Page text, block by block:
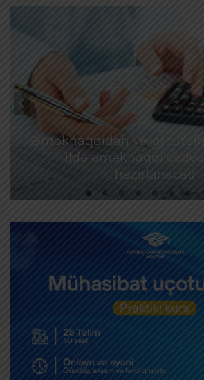
Əməkhaqqıdan vergi
ildə əməkhaqqı
hazırlanacaq